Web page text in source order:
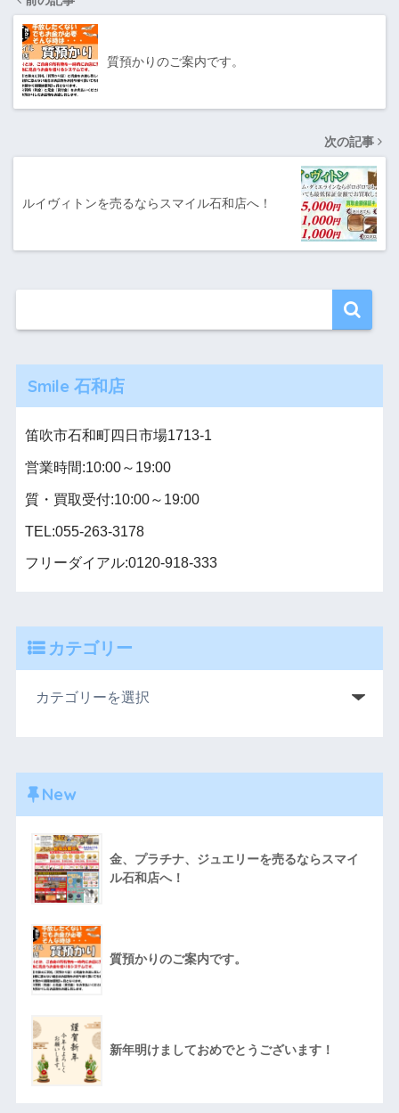
質預かりのご案内です。
次の記事
ルイヴィトンを売るならスマイル石和店へ！
Smile 石和店
笛吹市石和町四日市場1713-1
営業時間:10:00～19:00
質・買取受付:10:00～19:00
TEL:055-263-3178
フリーダイアル:0120-918-333
カテゴリー
New
金、プラチナ、ジュエリーを売るならスマイ
ル石和店へ！
質預かりのご案内です。
新年明けましておめでとうございます！